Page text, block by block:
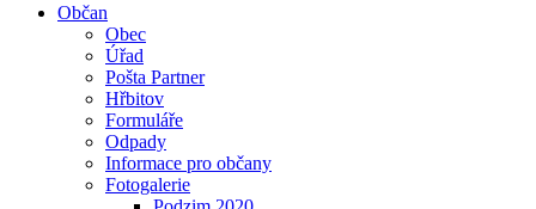
Občan
Obec
Úřad
Pošta Partner
Hřbitov
Formuláře
Odpady
Informace pro občany
Fotogalerie